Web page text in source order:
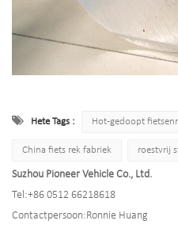
Hete Tags : Hot-gedoopt
China fiets rek fabriek roestvrij
Suzhou Pioneer Vehicle Co., Ltd.
Tel:+86 0512 66218618
Contactpersoon:Ronnie Huang